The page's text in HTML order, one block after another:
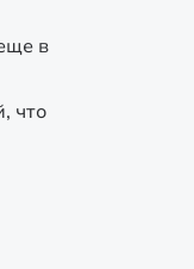
в
что